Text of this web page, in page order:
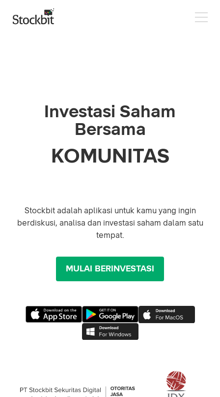
Investasi Saham
Bersama
KOMUNITAS
Stockbit adalah aplikasi untuk kamu yang ingin
berdiskusi, analisa dan investasi saham dalam satu
tempat.
MULAI BERINVESTASI